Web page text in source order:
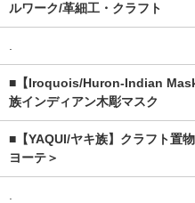
ルワーク/革細工・クラフト
■【Iroquois/Huron-Indian
族インディアン木彫マスク
■【YAQUI/ヤキ族】クラフト置
ヨーテ＞